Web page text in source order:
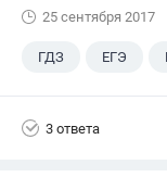
25 сентября 2017
ГДЗ ЕГЭ
3 ответа